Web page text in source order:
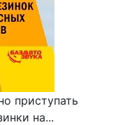
приступать
на...